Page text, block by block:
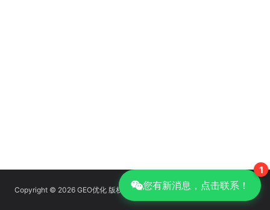
Copyright © 2026 GEO优化 版权所有京ICP备14039085号-14|GEO优化
1
您有新消息，点击联系！